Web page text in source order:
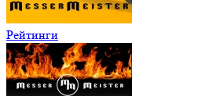
Рейтинги